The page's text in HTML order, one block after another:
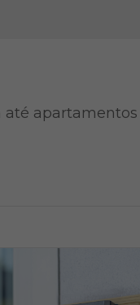
até apartamentos